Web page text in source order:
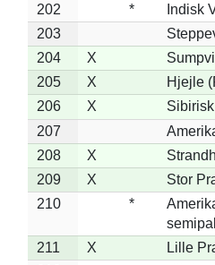
202
*
Indisk
203
204
X
205
X
Hjejle
206
X
207
208
X
209
X
Stor
210
*
211
X
Lille